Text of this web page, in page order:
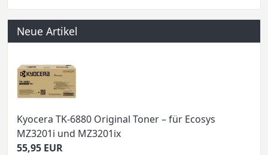
Neue Artikel
Kyocera TK-6880 Original Toner – für Ecosys
MZ3201i und MZ3201ix
55,95 EUR